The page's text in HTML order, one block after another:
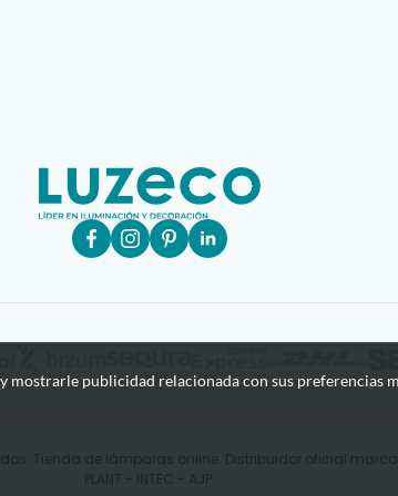
Tienda de lámparas online. Distribuidor oficial marca
publicidad relacionada con sus preferencias